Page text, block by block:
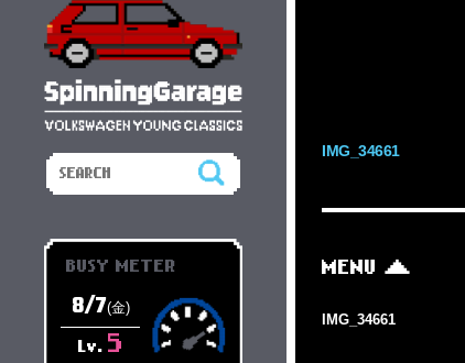
IMG_34661
MENU
IMG_34661
BUSY METER
8/7(金)
Lv. 5